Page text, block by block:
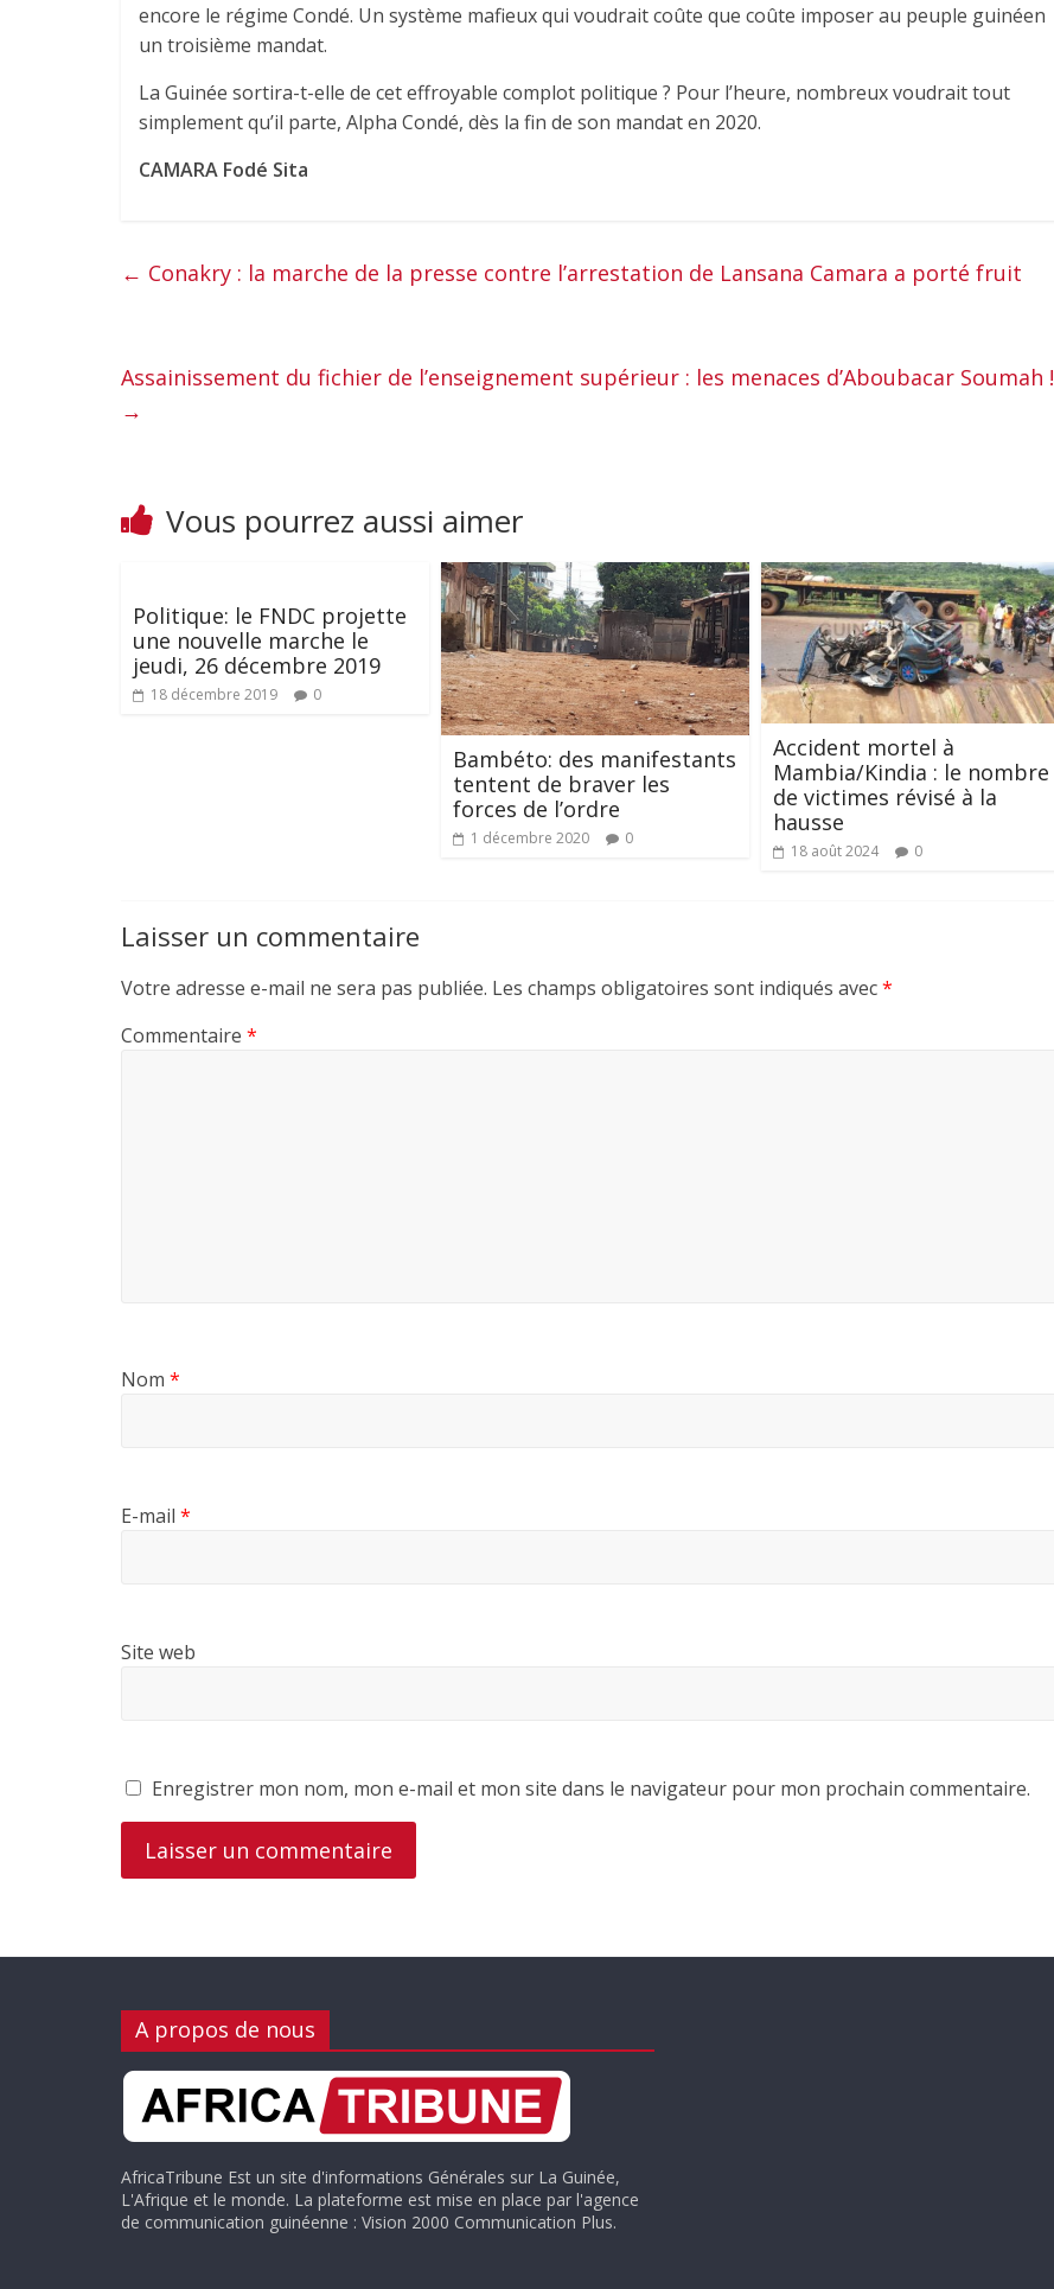
encore le régime Condé. Un système mafieux qui voudrait coûte que coûte imposer au peuple guinéen
un troisième mandat.
La Guinée sortira-t-elle de cet effroyable complot politique ? Pour l’heure, nombreux voudrait tout
simplement qu’il parte, Alpha Condé, dès la fin de son mandat en 2020.
CAMARA Fodé Sita
← Conakry : la marche de la presse contre l’arrestation de Lansana Camara a porté fruit
Assainissement du fichier de l’enseignement supérieur : les menaces d’Aboubacar Soumah !
→
Vous pourrez aussi aimer
Politique: le FNDC projette
une nouvelle marche le
jeudi, 26 décembre 2019
18 décembre 2019 0
Bambéto: des manifestants
tentent de braver les
forces de l’ordre
1 décembre 2020 0
Accident mortel à
Mambia/Kindia : le nombre
de victimes révisé à la
hausse
18 août 2024 0
Laisser un commentaire
Votre adresse e-mail ne sera pas publiée. Les champs obligatoires sont indiqués avec*
Commentaire *
Nom *
E-mail *
Site web
Enregistrer mon nom, mon e-mail et mon site dans le navigateur pour mon prochain commentaire.
A propos de nous
AfricaTribune Est un site d'informations Générales sur La Guinée,
L'Afrique et le monde. La plateforme est mise en place par l'agence
de communication guinéenne : Vision 2000 Communication Plus.